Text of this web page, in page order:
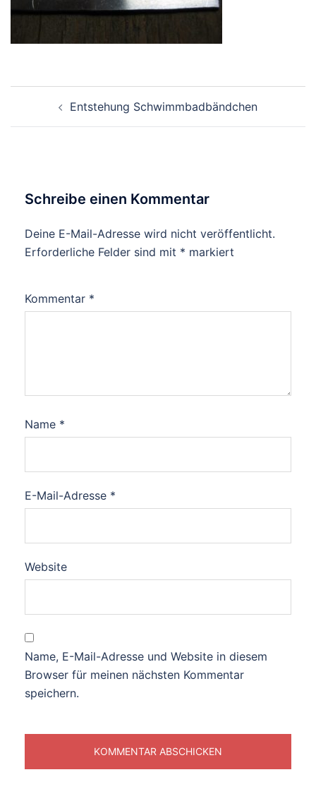
Entstehung Schwimmbadbändchen
Schreibe einen Kommentar
Deine E-Mail-Adresse wird nicht veröffentlicht.
Erforderliche Felder sind mit * markiert
Kommentar *
Name *
E-Mail-Adresse *
Website
Name, E-Mail-Adresse und Website in diesem
Browser für meinen nächsten Kommentar
speichern.